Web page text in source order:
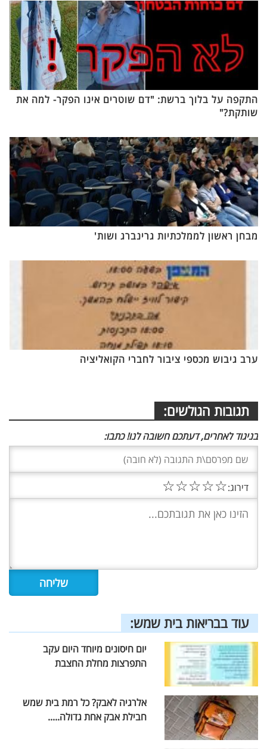
התקפה על בלוך ברשת: "דם שוטרים אינו הפקר- למה את
שותקת?"
מבחן ראשון לממלכתיות גרינברג ושות'
ערב גיבוש מכספי ציבור לחברי הקואליציה
תגובות הגולשים:
בניגוד לאחרים, דעתכם חשובה לנו! כתבו:
דירוג:☆
☆
☆
☆
☆
עוד בבריאות בית שמש:
יום חיסונים מיוחד היום עקב
התפרצות מחלת החצבת
אלרגיה לאבק? כל רמת בית שמש
חבילת אבק אחת גדולה.....